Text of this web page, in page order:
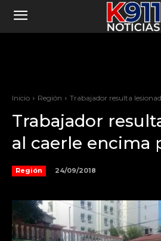
Inicio Región Trabajador resulta
Trabajador
al caerle encima
Región 24/09/2018